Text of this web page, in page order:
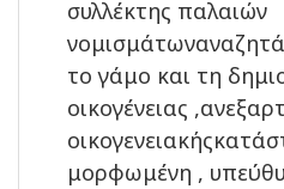
συλλέκτης παλαιών
το γάμο και τη
οικογένειας
μορφωμένη ,